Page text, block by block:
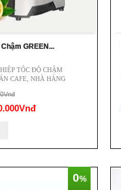
GREEN...
TỐC ĐỘ CHẬM
CAFE, NHÀ HÀNG
Q.Gò Vấp
0%